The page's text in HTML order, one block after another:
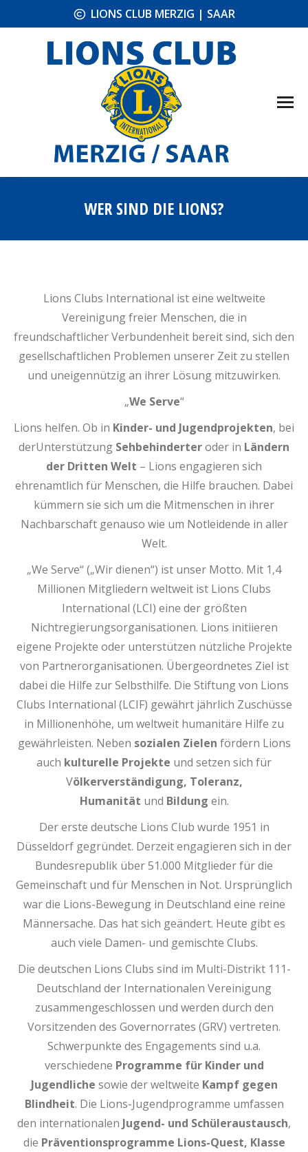
LIONS CLUB MERZIG | SAAR
WER SIND DIE LIONS?
Lions Clubs International ist eine weltweite
Vereinigung freier Menschen, die in
freundschaftlicher Verbundenheit bereit sind, sich den
gesellschaftlichen Problemen unserer Zeit zu stellen
und uneigennützig an ihrer Lösung mitzuwirken.
„We Serve“
Lions helfen. Ob in Kinder- und Jugendprojekten, bei
derUnterstützung Sehbehinderteroder in Ländern
der Dritten Welt – Lions engagieren sich
ehrenamtlich für Menschen, die Hilfe brauchen. Dabei
kümmern sie sich um die Mitmenschen in ihrer
Nachbarschaft genauso wie um Notleidende in aller
Welt.
„We Serve“ („Wir dienen“) ist unser Motto. Mit 1,4
Millionen Mitgliedern weltweit ist Lions Clubs
International (LCI) eine der größten
Nichtregierungsorganisationen. Lions initiieren
eigene Projekte oder unterstützen nützliche Projekte
von Partnerorganisationen. Übergeordnetes Ziel ist
dabei die Hilfe zur Selbsthilfe. Die Stiftung von Lions
Clubs International (LCIF) gewährt jährlich Zuschüsse
in Millionenhöhe, um weltweit humanitäre Hilfe zu
gewährleisten. Neben sozialen Zielen fördern Lions
auch kulturelle Projekte und setzen sich für
Völkerverständigung, Toleranz,
Humanität und Bildung ein.
Der erste deutsche Lions Club wurde 1951 in
Düsseldorf gegründet. Derzeit engagieren sich in der
Bundesrepublik über 51.000 Mitglieder für die
Gemeinschaft und für Menschen in Not. Ursprünglich
war die Lions-Bewegung in Deutschland eine reine
Männersache. Das hat sich geändert. Heute gibt es
auch viele Damen- und gemischte Clubs.
Die deutschen Lions Clubs sind im Multi-Distrikt 111-
Deutschland der Internationalen Vereinigung
zusammengeschlossen und werden durch den
Vorsitzenden des Governorrates (GRV) vertreten.
Schwerpunkte des Engagements sind u.a.
verschiedene Programme für Kinder und
Jugendliche sowie der weltweite Kampf gegen
Blindheit. Die Lions-Jugendprogramme umfassen
den internationalen Jugend- und Schüleraustausch,
die Präventionsprogramme Lions-Quest, Klasse